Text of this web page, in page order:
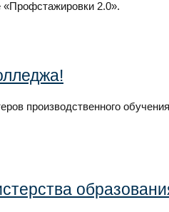
«Профстажировки 2.0».
производственного